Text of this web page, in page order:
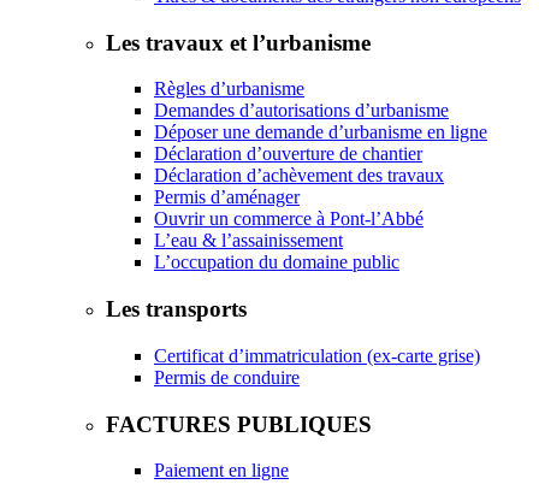
Les travaux et l’urbanisme
Règles d’urbanisme
Demandes d’autorisations d’urbanisme
Déposer une demande d’urbanisme en ligne
Déclaration d’ouverture de chantier
Déclaration d’achèvement des travaux
Permis d’aménager
Ouvrir un commerce à Pont-l’Abbé
L’eau & l’assainissement
L’occupation du domaine public
Les transports
Certificat d’immatriculation (ex-carte grise)
Permis de conduire
FACTURES PUBLIQUES
Paiement en ligne